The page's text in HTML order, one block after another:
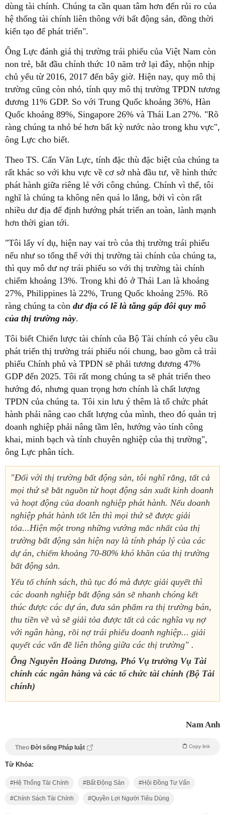
dùng tài chính. Chúng ta cần quan tâm hơn đến rủi ro của
hệ thống tài chính liên thông với bất động sản, đồng thời
kiến tạo để phát triển".
Ông Lực đánh giá thị trường trái phiếu của Việt Nam còn
non trẻ, bắt đầu chính thức 10 năm trở lại đây, nhộn nhịp
chủ yếu từ 2016, 2017 đến bây giờ. Hiện nay, quy mô thị
trường cũng còn nhỏ, tính quy mô thị trường TPDN tương
đương 11% GDP. So với Trung Quốc khoảng 36%, Hàn
Quốc khoảng 89%, Singapore 26% và Thái Lan 27%. "Rõ
ràng chúng ta nhỏ bé hơn bất kỳ nước nào trong khu vực",
ông Lực cho biết.
Theo TS. Cấn Văn Lực, tính đặc thù đặc biệt của chúng ta
rất khác so với khu vực về cơ sở nhà đầu tư, về hình thức
phát hành giữa riêng lẻ với công chúng. Chính vì thế, tôi
nghĩ là chúng ta không nên quá lo lắng, bởi vì còn rất
nhiều dư địa để định hướng phát triển an toàn, lành mạnh
hơn thời gian tới.
"Tôi lấy ví dụ, hiện nay vai trò của thị trường trái phiếu
nếu như so tổng thể với thị trường tài chính của chúng ta,
thì quy mô dư nợ trái phiếu so với thị trường tài chính
chiếm khoảng 13%. Trong khi đó ở Thái Lan là khoảng
27%, Philippines là 22%, Trung Quốc khoảng 25%. Rõ
ràng chúng ta còn dư địa có lẽ là tăng gấp đôi quy mô
của thị trường này.
Tôi biết Chiến lược tài chính của Bộ Tài chính có yêu cầu
phát triển thị trường trái phiếu nói chung, bao gồm cả trái
phiếu Chính phủ và TPDN sẽ phải tương đương 47%
GDP đến 2025. Tôi rất mong chúng ta sẽ phát triển theo
hướng đó, nhưng quan trọng hơn chính là chất lượng
TPDN của chúng ta. Tôi xin lưu ý thêm là tổ chức phát
hành phải nâng cao chất lượng của mình, theo đó quản trị
doanh nghiệp phải nâng tầm lên, hướng vào tính công
khai, minh bạch và tính chuyên nghiệp của thị trường",
ông Lực phân tích.
"Đối với thị trường bất động sản, tôi nghĩ rằng, tất cả
mọi thứ sẽ bắt nguồn từ hoạt động sản xuất kinh doanh
và hoạt động của doanh nghiệp phát hành. Nếu doanh
nghiệp phát hành tốt lên thì mọi thứ sẽ được giải
tỏa...Hiện một trong những vướng mắc nhất của thị
trường bất động sản hiện nay là tính pháp lý của các
dự án, chiếm khoảng 70-80% khó khăn của thị trường
bất động sản.
Yếu tố chính sách, thủ tục đó mà được giải quyết thì
các doanh nghiệp bất động sản sẽ nhanh chóng kết
thúc được các dự án, đưa sản phẩm ra thị trường bán,
thu tiền về và sẽ giải tỏa được tất cả các nghĩa vụ nợ
với ngân hàng, rồi nợ trái phiếu doanh nghiệp... giải
quyết các vấn đề liên thông giữa các thị trường" .
Ông Nguyễn Hoàng Dương, Phó Vụ trưởng Vụ Tài
chính các ngân hàng và các tổ chức tài chính (Bộ Tài
chính)
Nam Anh
Theo Đời sống Pháp luật Copy link
Từ Khóa:
Hệ Thống Tài Chính Bất Động Sản Hội Đồng Tư Vấn
Chính Sách Tài Chính Quyền Lợi Người Tiêu Dùng